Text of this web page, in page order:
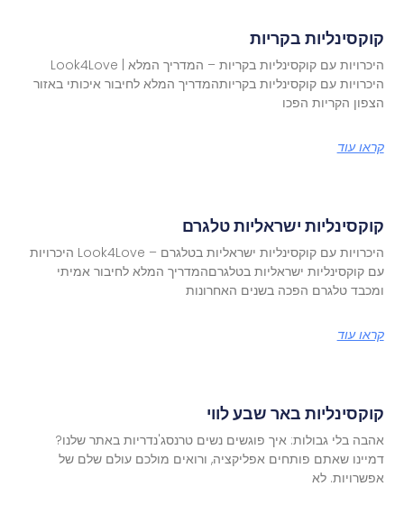
קוקסינליות בקריות
היכרויות עם קוקסינליות בקריות – המדריך המלא | Look4Love
היכרויות עם קוקסינליות בקריותהמדריך המלא לחיבור איכותי באזור
הצפון הקריות הפכו
קראו עוד
קוקסינליות ישראליות טלגרם
היכרויות עם קוקסינליות ישראליות בטלגרם – Look4Love היכרויות
עם קוקסינליות ישראליות בטלגרםהמדריך המלא לחיבור אמיתי
ומכבד טלגרם הפכה בשנים האחרונות
קראו עוד
קוקסינליות באר שבע לווי
אהבה בלי גבולות: איך פוגשים נשים טרנסג'נדריות באתר שלנו?
דמיינו שאתם פותחים אפליקציה, ורואים מולכם עולם שלם של
אפשרויות. לא